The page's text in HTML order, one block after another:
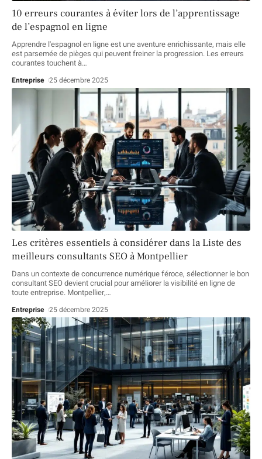
10 erreurs courantes à éviter lors de l’apprentissage
de l’espagnol en ligne
Apprendre l'espagnol en ligne est une aventure enrichissante, mais elle
est parsemée de pièges qui peuvent freiner la progression. Les erreurs
courantes touchent à…
Entreprise 25 décembre 2025
Les critères essentiels à considérer dans la Liste des
meilleurs consultants SEO à Montpellier
Dans un contexte de concurrence numérique féroce, sélectionner le bon
consultant SEO devient crucial pour améliorer la visibilité en ligne de
toute entreprise. Montpellier,…
Entreprise 25 décembre 2025